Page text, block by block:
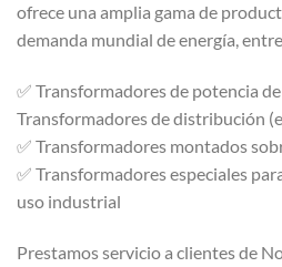
ofrece una amplia gama de
demanda mundial de energía,
✅ Transformadores de potencia
Transformadores de distribución
✅ Transformadores montados
✅ Transformadores especiales
uso industrial
Prestamos servicio a clientes de